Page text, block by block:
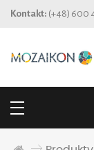
Kontakt: (+48) 600